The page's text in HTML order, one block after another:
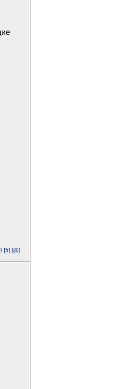
[#] [@]